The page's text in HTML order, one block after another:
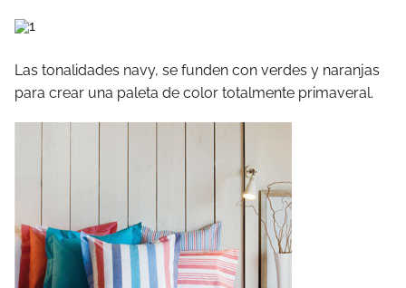
Las tonalidades navy, se funden con verdes y naranjas
para crear una paleta de color totalmente primaveral.